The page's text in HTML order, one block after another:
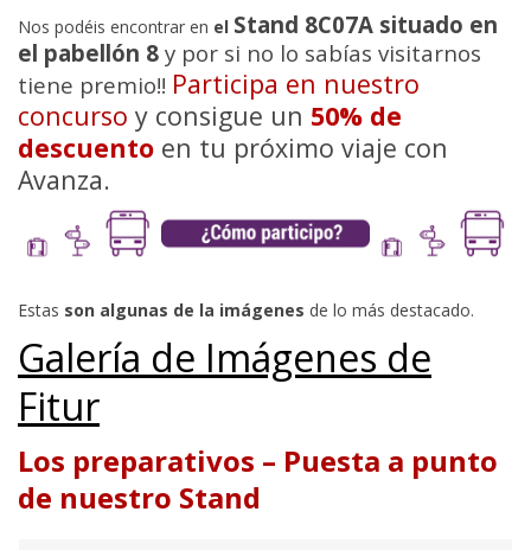
Nos podéis encontrar en el Stand 8C07A situado en
el pabellón 8 y por si no lo sabías visitarnos
tiene premio!! Participa en nuestro
concurso y consigue un 50% de
descuento en tu próximo viaje con
Avanza.
Estas son algunas de la imágenes de lo más destacado.
Galería de Imágenes de
Fitur
Los preparativos – Puesta a punto
de nuestro Stand